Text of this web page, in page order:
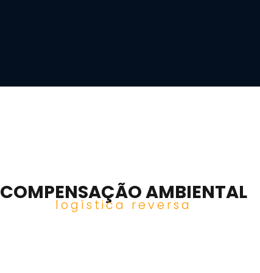
COMPENSAÇÃO AMBIENTAL
logística reversa